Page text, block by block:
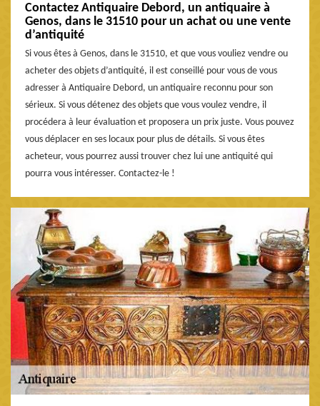
Contactez Antiquaire Debord, un antiquaire à
Genos, dans le 31510 pour un achat ou une vente
d’antiquité
Si vous êtes à Genos, dans le 31510, et que vous vouliez vendre ou
acheter des objets d’antiquité, il est conseillé pour vous de vous
adresser à Antiquaire Debord, un antiquaire reconnu pour son
sérieux. Si vous détenez des objets que vous voulez vendre, il
procédera à leur évaluation et proposera un prix juste. Vous pouvez
vous déplacer en ses locaux pour plus de détails. Si vous êtes
acheteur, vous pourrez aussi trouver chez lui une antiquité qui
pourra vous intéresser. Contactez-le !